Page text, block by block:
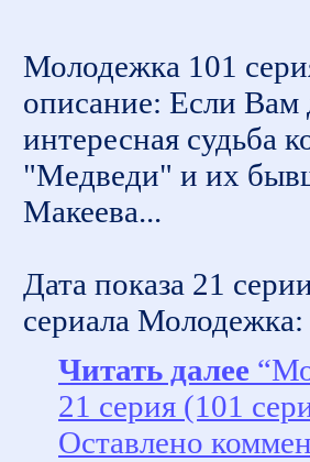
Молодежка 101
описание: Если Вам
интересная судьба
"Медведи" и их
Макеева...
Дата показа 21
сериала Молодежка:
Читать далее
21 серия (101
Оставлено